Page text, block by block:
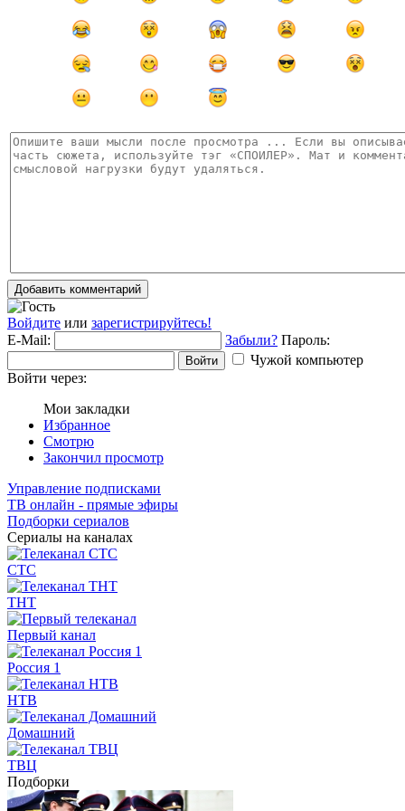
Добавить комментарий
Войдите или зарегистрируйтесь!
E-Mail:
Забыли? Пароль:
Войти
Чужой компьютер
Войти через:
Мои закладки
Избранное
Смотрю
Закончил просмотр
Управление подписками
ТВ онлайн - прямые эфиры
Подборки сериалов
Сериалы на каналах
СТС
ТНТ
Первый канал
Россия 1
НТВ
Домашний
ТВЦ
Подборки